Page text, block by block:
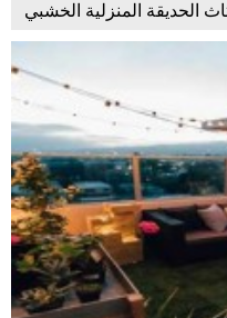
الحديقة المنزلية الخشبي